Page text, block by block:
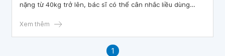
nặng từ 40kg trở lên, bác sĩ có thể cân nhắc liều dùng
Xem thêm
1